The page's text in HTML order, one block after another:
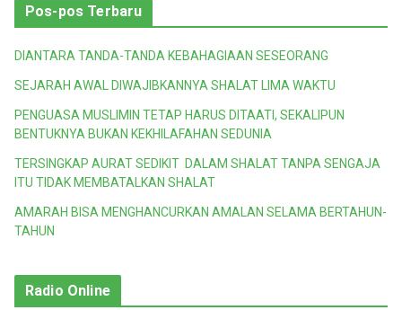
Pos-pos Terbaru
DIANTARA TANDA-TANDA KEBAHAGIAAN SESEORANG
SEJARAH AWAL DIWAJIBKANNYA SHALAT LIMA WAKTU
PENGUASA MUSLIMIN TETAP HARUS DITAATI, SEKALIPUN
BENTUKNYA BUKAN KEKHILAFAHAN SEDUNIA
TERSINGKAP AURAT SEDIKIT DALAM SHALAT TANPA SENGAJA
ITU TIDAK MEMBATALKAN SHALAT
AMARAH BISA MENGHANCURKAN AMALAN SELAMA BERTAHUN-
TAHUN
Radio Online